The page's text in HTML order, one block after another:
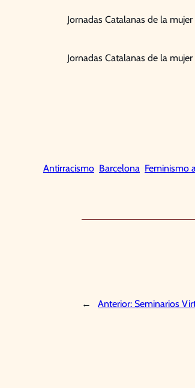
Jornadas Catalanas de la mujer
Jornadas Catalanas de la mujer
Antirracismo Barcelona Feminismo
← Anterior: Seminarios